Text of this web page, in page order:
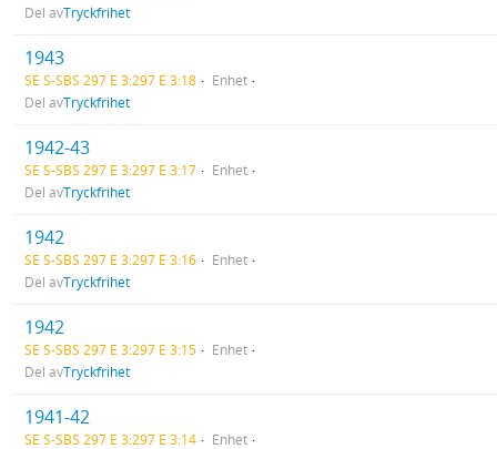
Del avTryckfrihet
1943
SE S-SBS 297 E 3:297 E 3:18
Enhet
Del avTryckfrihet
1942-43
SE S-SBS 297 E 3:297 E 3:17
Enhet
Del avTryckfrihet
1942
SE S-SBS 297 E 3:297 E 3:16
Enhet
Del avTryckfrihet
1942
SE S-SBS 297 E 3:297 E 3:15
Enhet
Del avTryckfrihet
1941-42
SE S-SBS 297 E 3:297 E 3:14
Enhet